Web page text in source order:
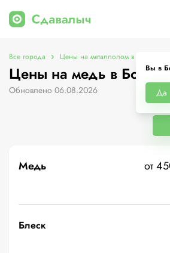
Вы в
Да
Все города Цены на металлолом в Боре
Цены на медь в Боре
Обновлено 06.08.2026
Медь от
Блеск